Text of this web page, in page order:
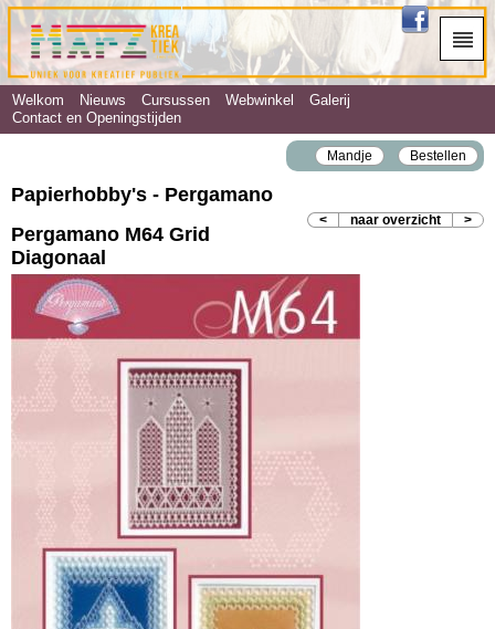
Welkom Nieuws Cursussen Webwinkel
Galerij
Contact en Openingstijden
Mandje Bestellen
Papierhobby's - Pergamano
< naar overzicht >
Pergamano M64 Grid
Diagonaal